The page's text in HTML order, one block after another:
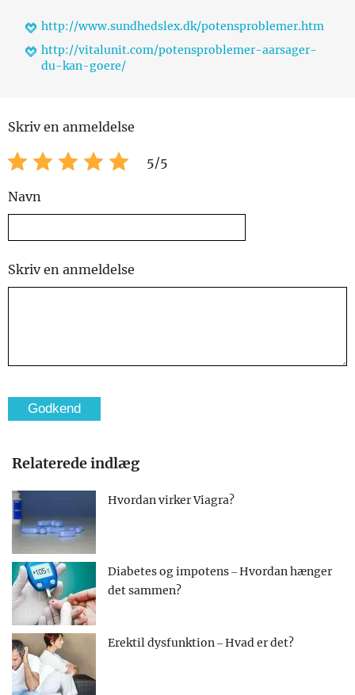
http://www.sundhedslex.dk/potensproblemer.htm
http://vitalunit.com/potensproblemer-aarsager-
du-kan-goere/
Skriv en anmeldelse
5/5
Navn
Skriv en anmeldelse
Relaterede indlæg
Hvordan virker Viagra?
Diabetes og impotens – Hvordan hænger
det sammen?
Erektil dysfunktion – Hvad er det?